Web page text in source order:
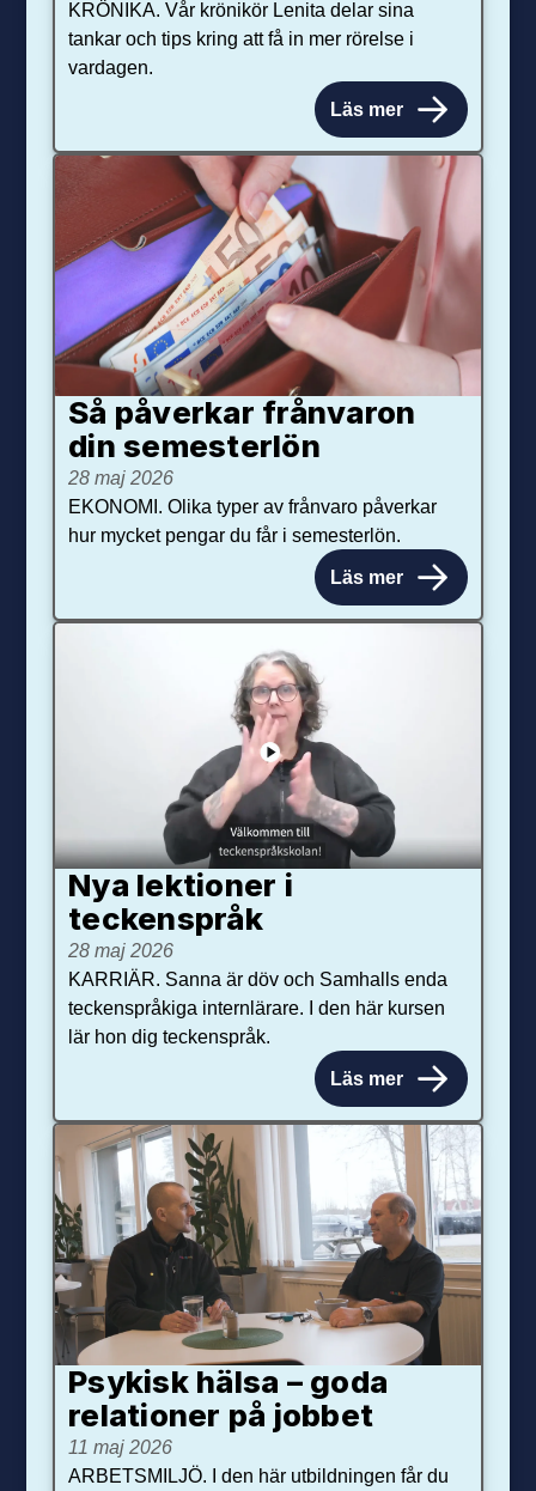
KRÖNIKA. Vår krönikör Lenita delar sina
tankar och tips kring att få in mer rörelse i
vardagen.
Läs mer
Så påverkar från­varon
din semester­lön
28 maj 2026
EKONOMI. Olika typer av frånvaro påverkar
hur mycket pengar du får i semesterlön.
Läs mer
Nya lektioner i
teckenspråk
28 maj 2026
KARRIÄR. Sanna är döv och Samhalls enda
teckenspråkiga internlärare. I den här kursen
lär hon dig teckenspråk.
Läs mer
Psykisk hälsa – goda
relationer på jobbet
11 maj 2026
ARBETSMILJÖ. I den här utbildningen får du